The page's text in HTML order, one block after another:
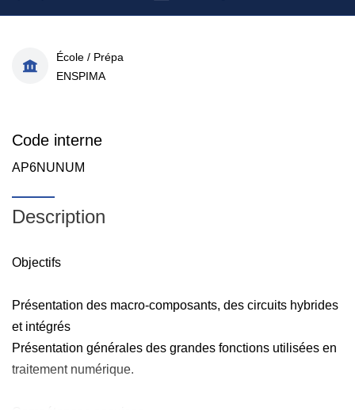
École / Prépa
ENSPIMA
Code interne
AP6NUNUM
Description
Objectifs
Présentation des macro-composants, des circuits hybrides
et intégrés
Présentation générales des grandes fonctions utilisées en
traitement numérique.